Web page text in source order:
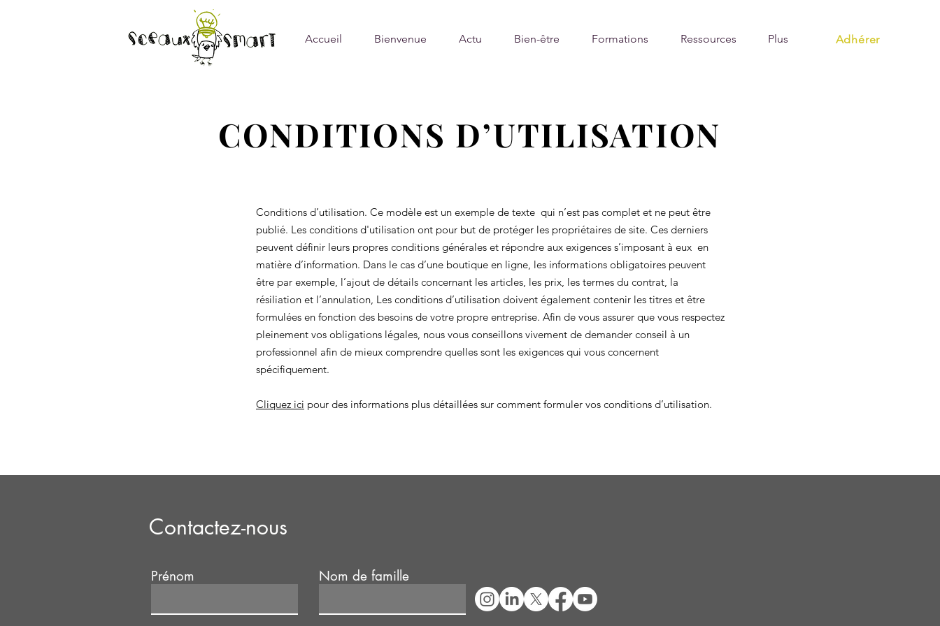
Accueil Bienvenue Actu Bien-être Formations Ressources Plus Adhérer
CONDITIONS D’UTILISATION
Conditions d’utilisation. Ce modèle est un exemple de texte qui n’est pas complet et ne peut être
publié. Les conditions d'utilisation ont pour but de protéger les propriétaires de site. Ces derniers
peuvent définir leurs propres conditions générales et répondre aux exigences s’imposant à eux en
matière d’information. Dans le cas d’une boutique en ligne, les informations obligatoires peuvent
être par exemple, l’ajout de détails concernant les articles, les prix, les termes du contrat, la
résiliation et l’annulation, Les conditions d’utilisation doivent également contenir les titres et être
formulées en fonction des besoins de votre propre entreprise. Afin de vous assurer que vous respectez
pleinement vos obligations légales, nous vous conseillons vivement de demander conseil à un
professionnel afin de mieux comprendre quelles sont les exigences qui vous concernent
spécifiquement.
Cliquez ici pour des informations plus détaillées sur comment formuler vos conditions d’utilisation.
Contactez-nous
Prénom Nom de famille